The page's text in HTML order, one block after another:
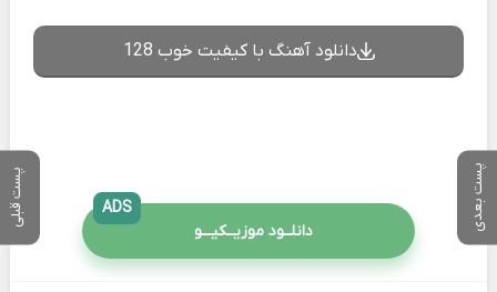
پست بعدی پست قبلی
دانلود آهنگ با کیفیت خوب 128
دانلــود موزیــکیـــو
ADS